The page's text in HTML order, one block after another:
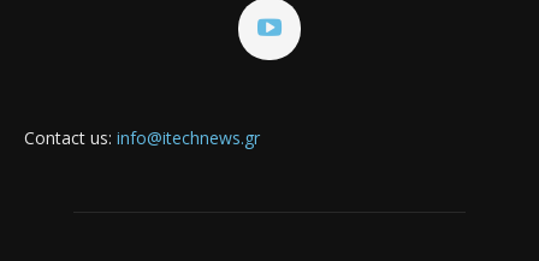
Contact us: info@itechnews.gr